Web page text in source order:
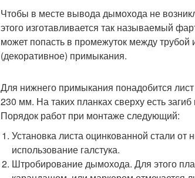
Чтобы в месте вывода дымохода не
этого изготавливается так называемый
может попасть в промежуток между
(декоративное) примыкания.
Для нижнего примыкания понадобится
230 мм. На таких планках сверху есть
Порядок работ при монтаже следующий:
Установка листа оцинкованной стали
использование галстука.
Штробирование дымохода. Для этого